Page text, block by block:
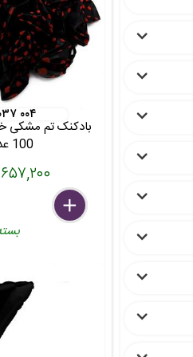
۱۰۶
100 عددی
۶۵۷,۲۰۰ تومان
delete
remove
add